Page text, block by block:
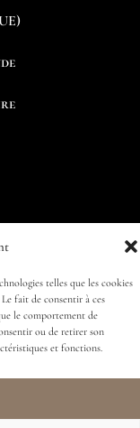
telles que les cookies
fait de consentir à ces
le comportement de
ou de retirer son
et fonctions.